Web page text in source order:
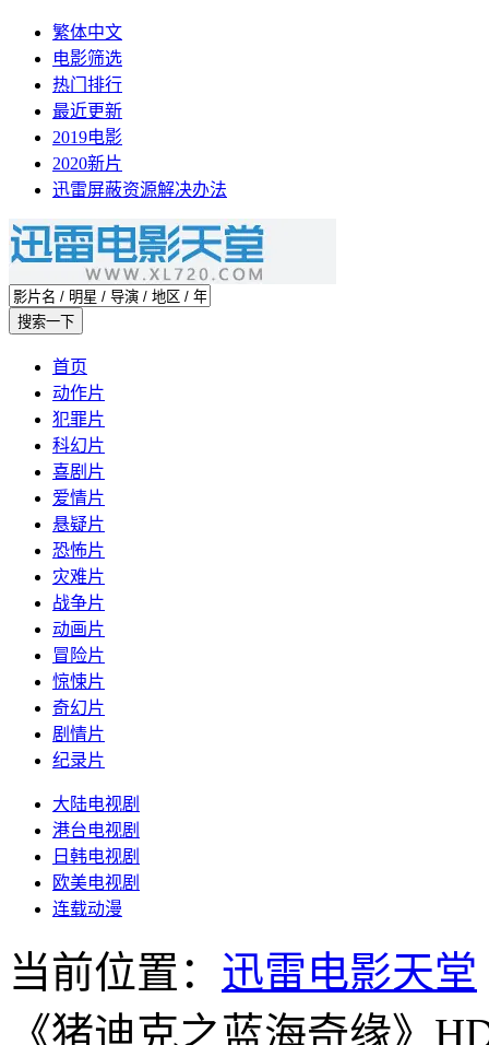
繁体中文
电影筛选
热门排行
最近更新
2019电影
2020新片
迅雷屏蔽资源解决办法
首页
动作片
犯罪片
科幻片
喜剧片
爱情片
悬疑片
恐怖片
灾难片
战争片
动画片
冒险片
惊悚片
奇幻片
剧情片
纪录片
大陆电视剧
港台电视剧
日韩电视剧
欧美电视剧
连载动漫
当前位置： 迅雷电影天堂
《猪迪克之蓝海奇缘》